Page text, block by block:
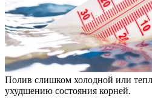
Полив слишком холодной или
ухудшению состояния корней.